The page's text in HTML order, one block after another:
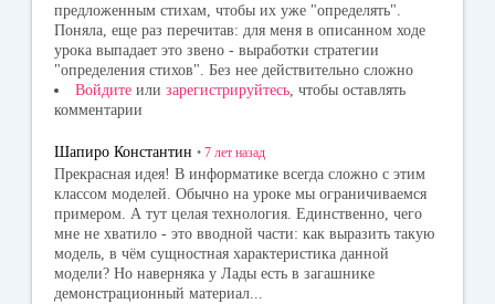
предложенным стихам, чтобы их уже "определять".
Поняла, еще раз перечитав: для меня в описанном ходе
урока выпадает это звено - выработки стратегии
"определения стихов". Без нее действительно сложно
Войдите или зарегистрируйтесь , чтобы оставлять
комментарии
Шапиро Константин • 7 лет назад
Прекрасная идея! В информатике всегда сложно с этим
классом моделей. Обычно на уроке мы ограничиваемся
примером. А тут целая технология. Единственно, чего
мне не хватило - это вводной части: как выразить такую
модель, в чём сущностная характеристика данной
модели? Но наверняка у Лады есть в загашнике
демонстрационный материал...